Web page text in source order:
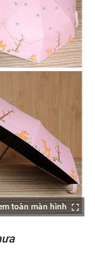
toàn màn hình